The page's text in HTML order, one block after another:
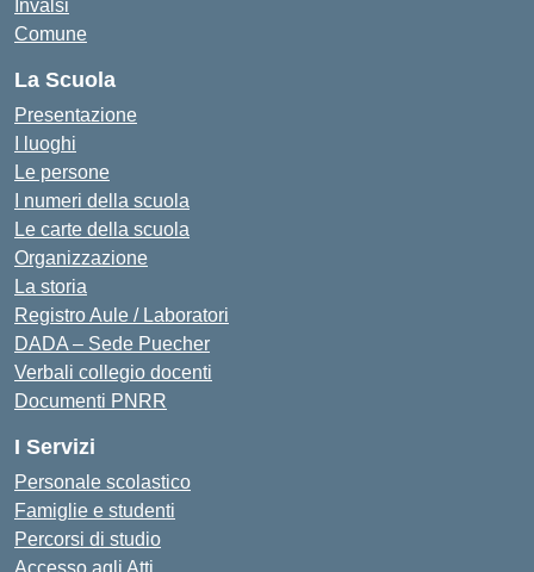
Invalsi
Comune
La Scuola
Presentazione
I luoghi
Le persone
I numeri della scuola
Le carte della scuola
Organizzazione
La storia
Registro Aule / Laboratori
DADA – Sede Puecher
Verbali collegio docenti
Documenti PNRR
I Servizi
Personale scolastico
Famiglie e studenti
Percorsi di studio
Accesso agli Atti